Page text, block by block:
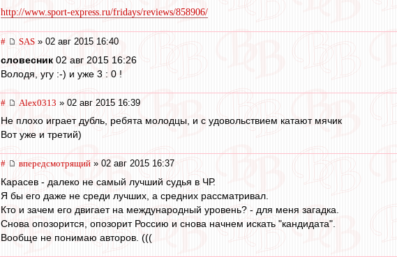
http://www.sport-express.ru/fridays/reviews/858906/
# SAS » 02 авг 2015 16:40
словесник 02 авг 2015 16:26
Володя, угу :-) и уже 3 : 0 !
# Alex0313 » 02 авг 2015 16:39
Не плохо играет дубль, ребята молодцы, и с удовольствием катают мячик
Вот уже и третий)
# впередсмотрящий » 02 авг 2015 16:37
Карасев - далеко не самый лучший судья в ЧР.
Я бы его даже не среди лучших, а средних рассматривал.
Кто и зачем его двигает на международный уровень? - для меня загадка.
Снова опозорится, опозорит Россию и снова начнем искать "кандидата".
Вообще не понимаю авторов. (((